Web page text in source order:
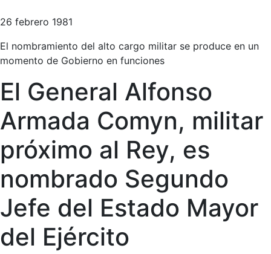
26 febrero 1981
El nombramiento del alto cargo militar se produce en un
momento de Gobierno en funciones
El General Alfonso
Armada Comyn, militar
próximo al Rey, es
nombrado Segundo
Jefe del Estado Mayor
del Ejército